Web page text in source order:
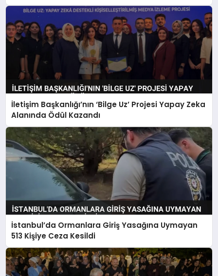
İletişim Başkanlığı’nın ‘Bilge Uz’ Projesi Yapay Zeka
Alanında Ödül Kazandı
İstanbul’da Ormanlara Giriş Yasağına Uymayan
513 Kişiye Ceza Kesildi